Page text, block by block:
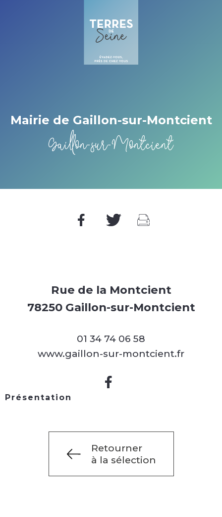
Mairie de Gaillon-sur-Montcient
Gaillon-sur-Montcient
Rue de la Montcient
78250 Gaillon-sur-Montcient
01 34 74 06 58
www.gaillon-sur-montcient.fr
Présentation
Retourner
à la sélection